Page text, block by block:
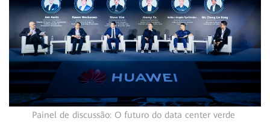
Painel de discussão: O futuro do data center verde